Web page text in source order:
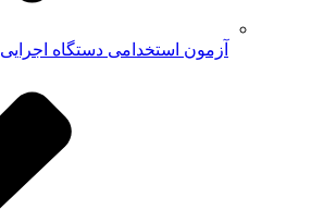
آزمون استخدامی دستگاه اجرایی